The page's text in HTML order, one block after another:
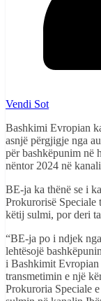
Vendi Sot
Bashkimi Evropian
asnjë përgjigje nga
për bashkëpunim në
nëntor 2024 në
BE-ja ka thënë se i
Prokurorisë Speciale
këtij sulmi, por deri
“BE-ja po i ndjek
lehtësojë
i Bashkimit Evropian
transmetimin e një
Prokuroria Speciale